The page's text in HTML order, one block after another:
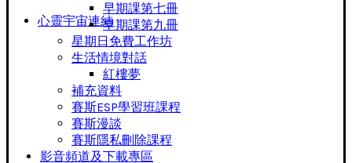
心靈宇宙連結
早期課第七冊
早期課第九冊
星期日免費工作坊
生活情境對話
紅樓夢
補充資料
賽斯ESP學習班課程
賽斯漫談
賽斯隱私刪除課程
影音頻道及下載專區